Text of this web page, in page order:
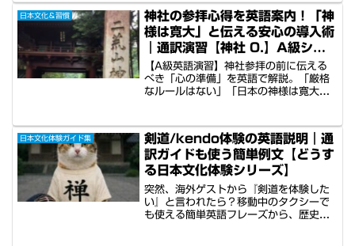
説。入室から退室まで、そのまま使える
フレーズと音声サンプル付きで、接客の
現場ですぐに役立ちます。
日本文化＆習慣
神社の参拝心得を英語案内！「神
様は寛大」と伝える安心の導入術
｜通訳演習【神社 0.】A級シリ
ーズ
【A級英語演習】神社参拝の前に伝える
べき「心の準備」を英語で解説。「厳格
なルールはない」「日本の神様は寛大
学びます。地域や個人で異なる作法の多
様性や、これから「聖なる領域（sacred
realm）」へ入るという心構えをスマー
トに伝える、通訳ガイド準備用の英語演
日本文化体験ガイド集
剣道/kendo体験の英語説明｜通
訳ガイドも使う簡単例文【どうす
る日本文化体験シリーズ】
突然、海外ゲストから『剣道を体験した
い』と言われたら？移動中のタクシーで
も使える簡単英語フレーズから、歴史・